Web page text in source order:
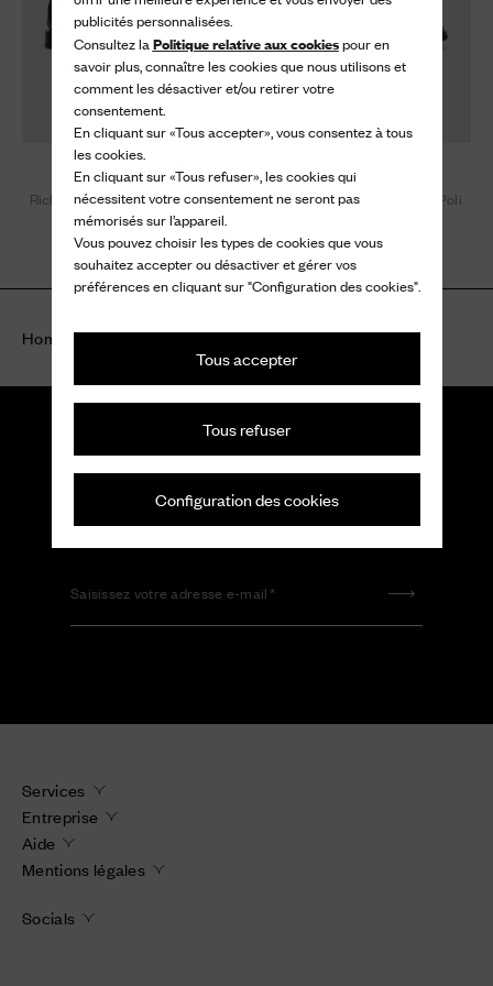
publicités personnalisées.
Consultez la Politique relative aux cookiespour en
savoir plus, connaître les cookies que nous utilisons et
comment les désactiver et/ou retirer votre
consentement.
En cliquant sur «Tous accepter», vous consentez à tous
les cookies.
En cliquant sur «Tous refuser», les cookies qui
nécessitent votre consentement ne seront pas
mémorisés sur l’appareil.
Vous pouvez choisir les types de cookies que vous
souhaitez accepter ou désactiver et gérer vos
préférences en cliquant sur "Configuration des cookies".
Tous accepter
Tous refuser
Configuration des cookies
Lana R
Richelieu à Boucle, Effet Fumé,
Poli
1.050 €
Lana R
Richelieu à Boucle à Liant Poli
Home Femme Icônes Lana
Newsletter
Saisissez votre adresse e-mail
Saisissez votre adresse e-mail
Services
Entreprise
Aide
Mentions légales
Socials